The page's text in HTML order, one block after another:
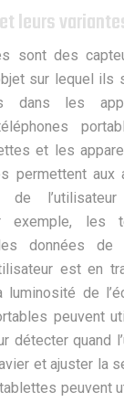
leurs
sont des
sur lequel
dans les
et les
permettent
de
exemple, les
données de
est en
de
peuvent
détecter quand
et ajuster la
peuvent